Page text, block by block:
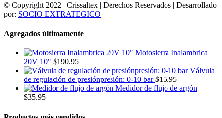
© Copyright 2022 | Crissaltex | Derechos Reservados | Desarrollado
por: SOCIO EXTRATEGICO
Agregados últimamente
Motosierra Inalambrica
20V 10" $190.95
Válvula
de regulación de presiónpresión: 0-10 bar $15.95
Medidor de flujo de argón
$35.95